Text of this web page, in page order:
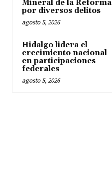
Mineral de la Reforma
por diversos delitos
agosto 5, 2026
Hidalgo lidera el
crecimiento nacional
en participaciones
federales
agosto 5, 2026